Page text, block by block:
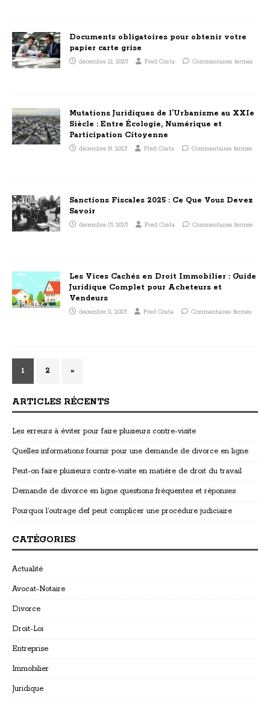
Documents obligatoires pour obtenir votre
papier carte grise
décembre 21, 2025 Fred Costa Commentaires fermés
Mutations Juridiques de l’Urbanisme au XXIe
Siècle : Entre Écologie, Numérique et
Participation Citoyenne
décembre 19, 2025 Fred Costa Commentaires fermés
Sanctions Fiscales 2025 : Ce Que Vous Devez
Savoir
décembre 15, 2025 Fred Costa Commentaires fermés
Les Vices Cachés en Droit Immobilier : Guide
Juridique Complet pour Acheteurs et
Vendeurs
décembre 11, 2025 Fred Costa Commentaires fermés
1 2 »
ARTICLES RÉCENTS
Les erreurs à éviter pour faire plusieurs contre-visite
Quelles informations fournir pour une demande de divorce en ligne
Peut-on faire plusieurs contre-visite en matière de droit du travail
Demande de divorce en ligne questions fréquentes et réponses
Pourquoi l’outrage def peut complicer une procédure judiciaire
CATÉGORIES
Actualité
Avocat-Notaire
Divorce
Droit-Loi
Entreprise
Immobilier
Juridique